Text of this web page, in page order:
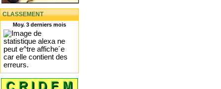
CLASSEMENT
Moy. 3 derniers mois